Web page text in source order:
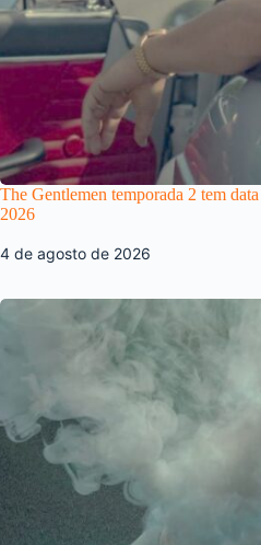
The Gentlemen temporada 2 tem
2026
4 de agosto de 2026